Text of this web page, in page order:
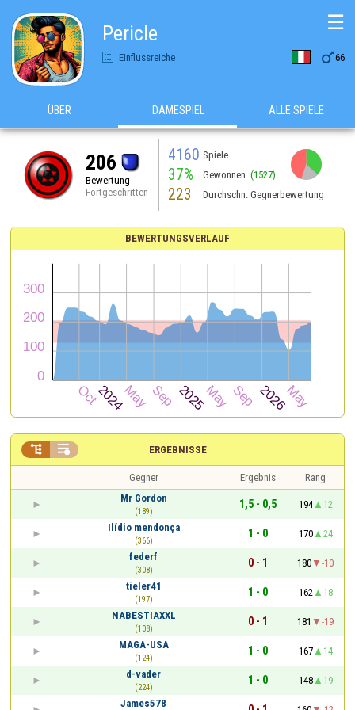
Pericle
Einflussreiche 66
☰
ÜBER DAMESPIEL ALLE SPIELE
206
Bewertung
Fortgeschritten
4160 Spiele
37% Gewonnen (1527)
223 Durchschn. Gegnerbewertung
BEWERTUNGSVERLAUF
ERGEBNISSE
 
Gegner Ergebnis
Rang
Mr Gordon
(189)
1,5 - 0,5 194
12
Ilídio mendonça
(366)
1 - 0 170
24
federf
(308)
0 - 1 180
-10
tieler41
(197)
1 - 0 162
18
NABESTIAXXL
(108)
0 - 1 181
-19
MAGA-USA
(124)
1 - 0 167
14
d-vader
(224)
1 - 0 148
19
James578